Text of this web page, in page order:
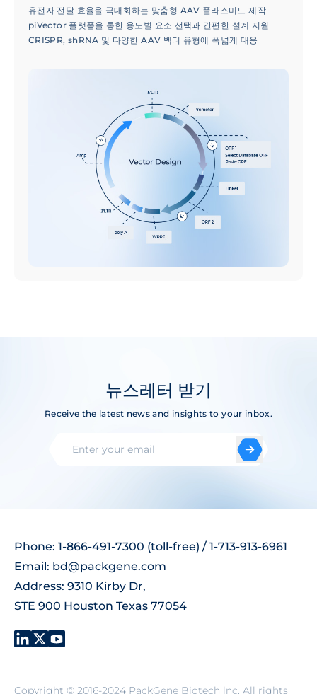
유전자 전달 효율을 극대화하는 맞춤형 AAV 플라스미드 제작
piVector 플랫폼을 통한 용도별 요소 선택과 간편한 설계 지원
CRISPR, shRNA 및 다양한 AAV 벡터 유형에 폭넓게 대응
뉴스레터 받기
Receive the latest news and insights to your inbox.
Phone: 1-866-491-7300 (toll-free) / 1-713-913-6961
Email: bd@packgene.com
Address: 9310 Kirby Dr,
STE 900 Houston Texas 77054
Copyright © 2016-2024 PackGene Biotech lnc. All rights